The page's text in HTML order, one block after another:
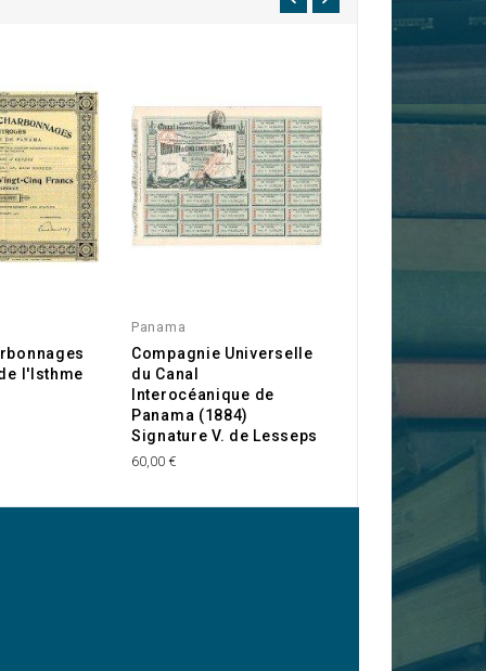
l'Isthme
Panama
Compagnie Universelle
du Canal
Interocéanique de
Panama (1884)
Signature V. de Lesseps
60,00 €
Panama